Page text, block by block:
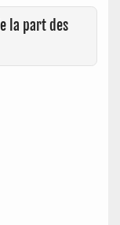
la part des